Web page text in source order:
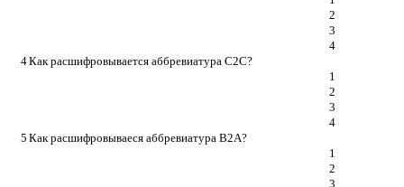
2
3
4
4Как расшифровывается аббревиатура С2С?
1
2
3
4
5 Как расшифровываеся аббревиатура B2A?
1
2
3